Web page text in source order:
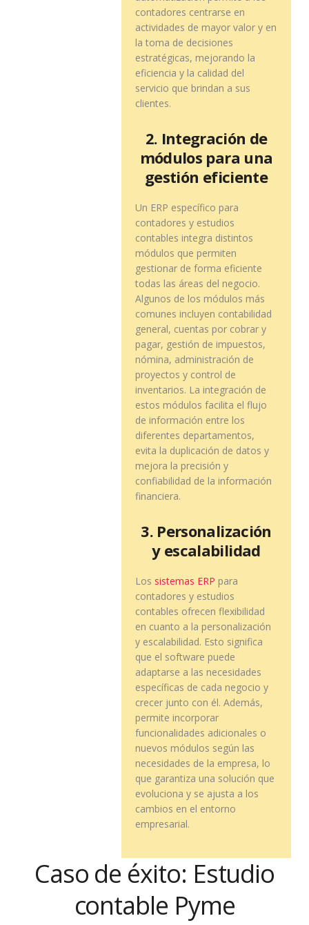
contadores centrarse en
actividades de mayor valor y en
la toma de decisiones
estratégicas, mejorando la
eficiencia y la calidad del
servicio que brindan a sus
clientes.
2. Integración de
módulos para una
gestión eficiente
Un ERP específico para
contadores y estudios
contables integra distintos
módulos que permiten
gestionar de forma eficiente
todas las áreas del negocio.
Algunos de los módulos más
comunes incluyen contabilidad
general, cuentas por cobrar y
pagar, gestión de impuestos,
nómina, administración de
proyectos y control de
inventarios. La integración de
estos módulos facilita el flujo
de información entre los
diferentes departamentos,
evita la duplicación de datos y
mejora la precisión y
confiabilidad de la información
financiera.
3. Personalización
y escalabilidad
Los sistemas ERP para
contadores y estudios
contables ofrecen flexibilidad
en cuanto a la personalización
y escalabilidad. Esto significa
que el software puede
adaptarse a las necesidades
específicas de cada negocio y
crecer junto con él. Además,
permite incorporar
funcionalidades adicionales o
nuevos módulos según las
necesidades de la empresa, lo
que garantiza una solución que
evoluciona y se ajusta a los
cambios en el entorno
empresarial.
Caso de éxito: Estudio
contable Pyme